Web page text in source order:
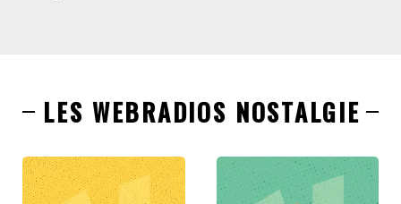
LES WEBRADIOS NOSTALGIE